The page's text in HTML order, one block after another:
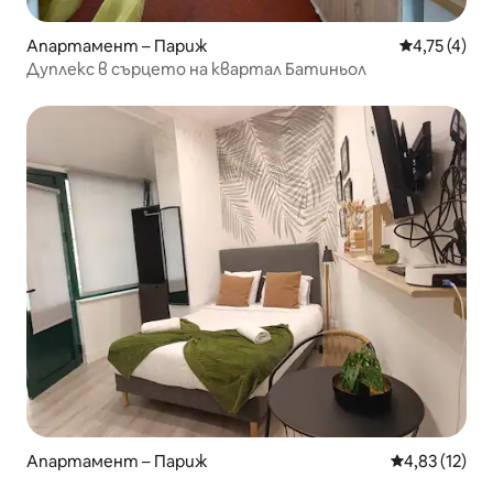
Апартамент – Париж Средна
4,75 (4)
Дуплекс в сърцето на квартал Батиньол
Апартамент – Париж Средна
4,83 (12)